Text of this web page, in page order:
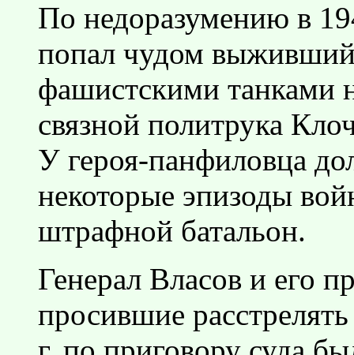
По недоразумению в
попал чудом выживший
фашистскими танками
связной политрука
У героя-панфиловца
некоторые эпизоды
штрафной батальон.
Генерал Власов и его
просившие